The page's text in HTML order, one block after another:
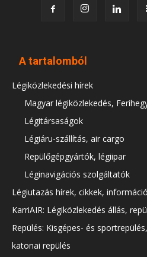
A tartalomból
Légiközlekedési hírek
Magyar légiközlekedés,
Légitársaságok
Légiáru-szállítás, air cargo
Repülőgépgyártók, légiipar
Léginavigációs szolgáltatók
Légiutazás hírek, cikkek,
KarriAIR: Légiközlekedés állás,
Repülés: Kisgépes- és
katonai repülés